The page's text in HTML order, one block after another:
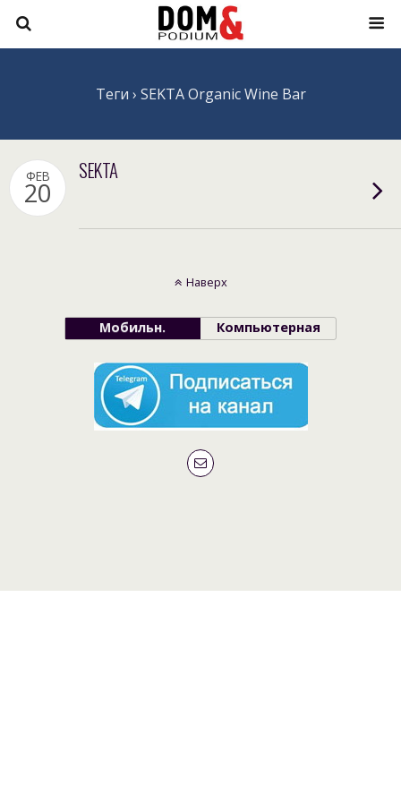
Теги › SEKTA Organic Wine Bar
ФЕВ
20
SEKTA
Наверх
Мобильн. Компьютерная